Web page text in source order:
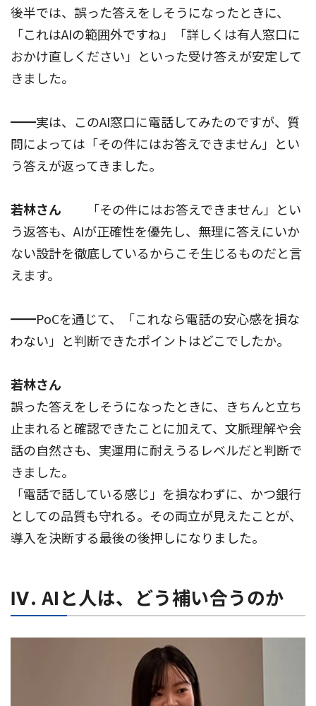
後半では、誤った答えをしそうになったときに、
「これはAIの範囲外ですね」「詳しくは有人窓口に
おかけ直しください」といった受け答えが安定して
きました。
━━実は、このAI窓口に電話してみたのですが、質
問によっては「その件にはお答えできません」とい
う答えが返ってきました。
若林さん
「その件にはお答えできません」とい
う返答も、AIが正確性を優先し、無理に答えにいか
ない設計を徹底しているからこそ生じるものだと言
えます。
━━PoCを通じて、「これなら電話の安心感を損な
わない」と判断できたポイントはどこでしたか。
若林さん
誤った答えをしそうになったときに、きちんと立ち
止まれると確認できたことに加えて、文脈理解や会
話の自然さも、実運用に耐えうるレベルだと判断で
きました。
「電話で話している感じ」を損なわずに、かつ銀行
としての品質も守れる。その両立が見えたことが、
導入を決断する最後の後押しになりました。
Ⅳ. AIと人は、どう補い合うのか